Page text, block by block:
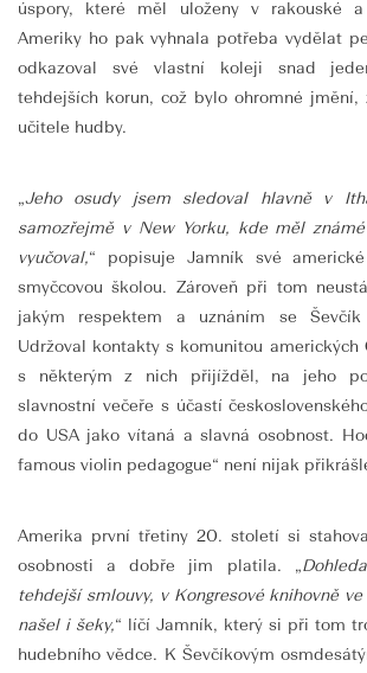
úspory, které měl uloženy v rakouské
Ameriky ho pak vyhnala potřeba vydělat
odkazoval své vlastní koleji snad
tehdejších korun, což bylo ohromné jmění,
učitele hudby.
„Jeho osudy jsem sledoval hlavně v
samozřejmě v New Yorku, kde měl
vyučoval,“ popisuje Jamník své
smyčcovou školou. Zároveň při tom
jakým respektem a uznáním se
Udržoval kontakty s komunitou amerických
s některým z nich přijížděl, na jeho
slavnostní večeře s účastí
do USA jako vítaná a slavná osobnost.
famous violin pedagogue“ není nijak
Amerika první třetiny 20. století si
osobnosti a dobře jim platila. „
tehdejší smlouvy, v Kongresové knihovně
našel i šeky,“ líčí Jamník, který si při tom
hudebního vědce. K Ševčíkovým